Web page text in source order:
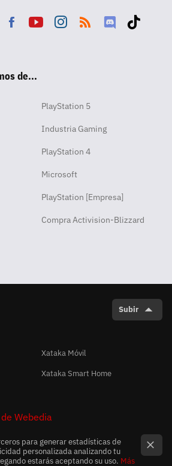
ok de...
PlayStation 5
Industria Gaming
PlayStation 4
Microsoft
PlayStation [Empresa]
Compra Activision-Blizzard
Subir
Xataka Móvil
Xataka Smart Home
Webedia
para generar estadísticas de
personalizada analizando tu
estarás aceptando su uso. Más